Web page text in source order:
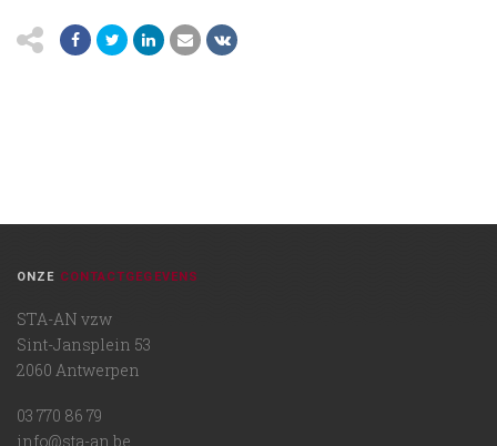
ONZE CONTACTGEGEVENS
STA-AN vzw
Sint-Jansplein 53
2060 Antwerpen
03 770 86 79
info@sta-an.be